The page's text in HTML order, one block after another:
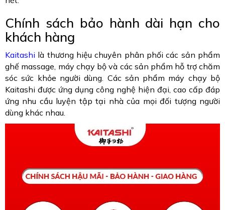
Chính sách bảo hành dài hạn cho
khách hàng
Kaitashi là thương hiệu chuyên phân phối các sản phẩm
ghế massage, máy chạy bộ và các sản phẩm hỗ trợ chăm
sóc sức khỏe người dùng. Các sản phẩm máy chạy bộ
Kaitashi được ứng dụng công nghệ hiện đại, cao cấp đáp
ứng nhu cầu luyện tập tại nhà của mọi đối tượng người
dùng khác nhau.